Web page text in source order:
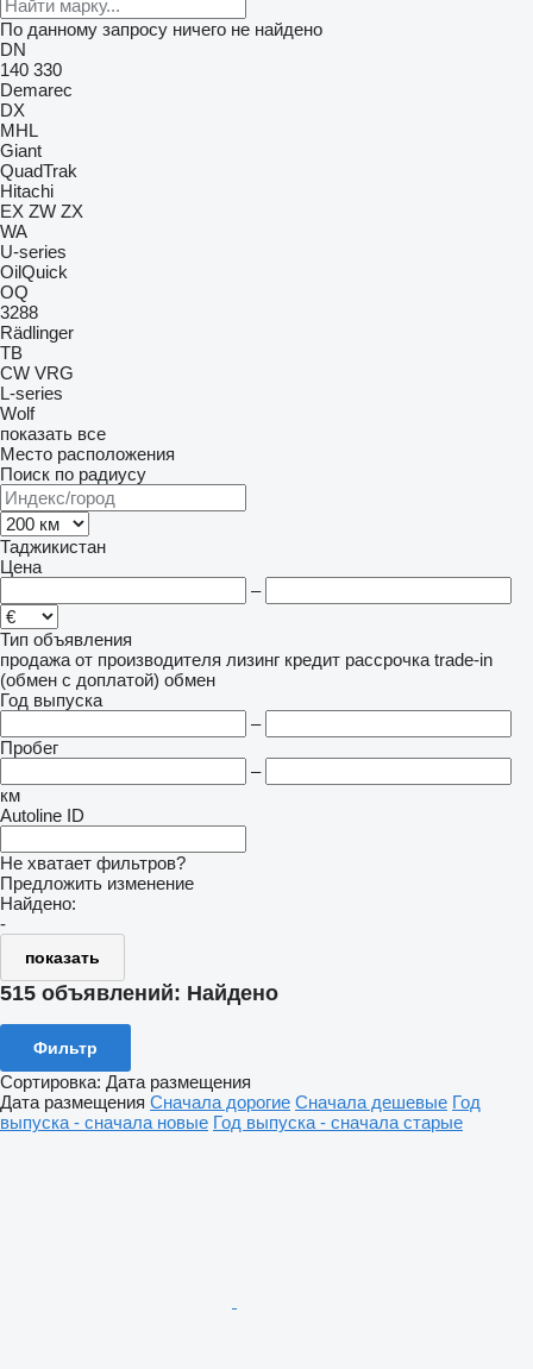
По данному запросу ничего не найдено
DN
140 330
Demarec
DX
MHL
Giant
QuadTrak
Hitachi
EX ZW ZX
WA
U-series
OilQuick
OQ
3288
Rädlinger
TB
CW VRG
L-series
Wolf
показать все
Место расположения
Поиск по радиусу
Таджикистан
Цена
–
Тип объявления
продажа от производителя лизинг кредит рассрочка trade-in
(обмен с доплатой) обмен
Год выпуска
–
Пробег
–
км
Autoline ID
Не хватает фильтров?
Предложить изменение
Найдено:
-
показать
515 объявлений: Найдено
Фильтр
Сортировка: Дата размещения
Дата размещения Сначала дорогие Сначала дешевые Год
выпуска - сначала новые Год выпуска - сначала старые